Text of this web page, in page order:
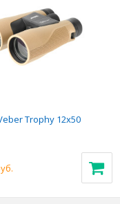
Trophy 12х50